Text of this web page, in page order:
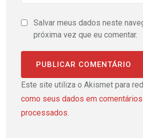
Salvar meus dados neste
próxima vez que eu comentar.
Este site utiliza o Akismet para
como seus dados em
processados.